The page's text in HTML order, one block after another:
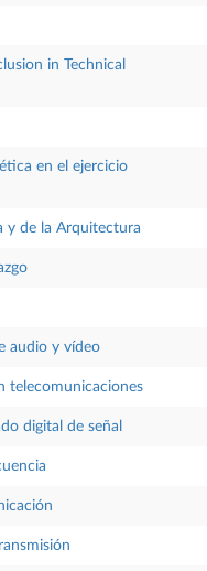
in Technical
en el ejercicio
y de la Arquitectura
audio y vídeo
telecomunicaciones
digital de señal